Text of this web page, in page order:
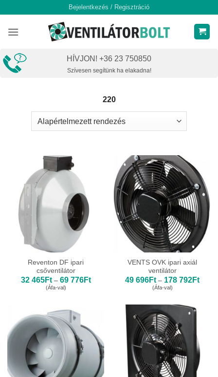
content
Bejelentkezés / Regisztráció
HÍVJON! +36 23 750850
Szívesen segítünk ha elakadna!
220
Reventon DF ipari
csőventilátor
32 465Ft – 69 776FtÁrtartomány:
(Áfa-val)
VENTS OVK ipari axiál
ventilátor
49 696Ft – 178 792Ft
(Áfa-val)